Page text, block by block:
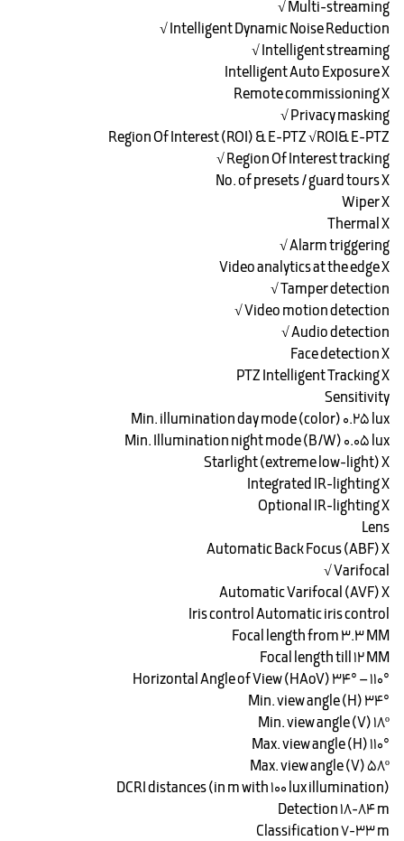
Multi-streaming √
Intelligent Dynamic Noise Reduction √
Intelligent streaming √
Intelligent Auto Exposure X
Remote commissioning X
Privacy masking √
Region Of Interest (ROI) & E-PTZ √ROI& E-PTZ
Region Of Interest tracking √
No. of presets / guard tours X
Wiper X
Thermal X
Alarm triggering √
Video analytics at the edge X
Tamper detection √
Video motion detection √
Audio detection √
Face detection X
PTZ Intelligent Tracking X
Sensitivity
Min. illumination day mode (color) ۰.۲۵ lux
Min. Illumination night mode (B/W) ۰.۰۵ lux
Starlight (extreme low-light) X
Integrated IR-lighting X
Optional IR-lighting X
Lens
Automatic Back Focus (ABF) X
Varifocal √
Automatic Varifocal (AVF) X
Iris control Automatic iris control
Focal length from ۳.۳ MM
Focal length till ۱۲ MM
Horizontal Angle of View (HAoV) ۳۴° – ۱۱۰°
Min. view angle (H) ۳۴°
Min. view angle (V) ۱۸º
Max. view angle (H) ۱۱۰°
Max. view angle (V) ۵۸º
DCRI distances (in m with 100 lux illumination)
Detection ۱۸-۸۴ m
Classification ۷-۳۳ m